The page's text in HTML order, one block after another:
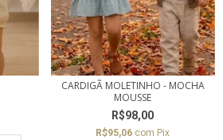
CARDIGÃ MOLETINHO - MOCHA
MOUSSE
R$98,00
R$95,06 com Pix